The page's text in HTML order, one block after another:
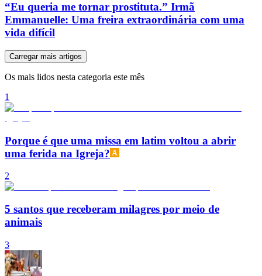
“Eu queria me tornar prostituta.” Irmã
Emmanuelle: Uma freira extraordinária com uma
vida difícil
Carregar mais artigos
Os mais lidos nesta categoria este mês
1
Porque é que uma missa em latim voltou a abrir
uma ferida na Igreja?
2
5 santos que receberam milagres por meio de
animais
3